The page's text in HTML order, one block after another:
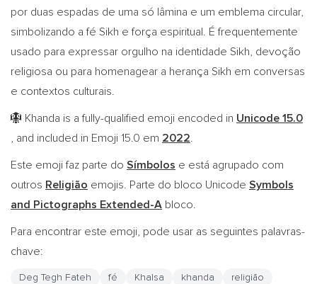
por duas espadas de uma só lâmina e um emblema circular,
simbolizando a fé Sikh e força espiritual. É frequentemente
usado para expressar orgulho na identidade Sikh, devoção
religiosa ou para homenagear a herança Sikh em conversas
e contextos culturais.
🪯 Khanda is a fully-qualified emoji encoded in Unicode 15.0
, and included in Emoji 15.0 em 2022.
Este emoji faz parte do Símbolos e está agrupado com
outros Religião emojis. Parte do bloco Unicode Symbols
and Pictographs Extended-A bloco.
Para encontrar este emoji, pode usar as seguintes palavras-
chave:
Deg Tegh Fateh fé Khalsa khanda
religião